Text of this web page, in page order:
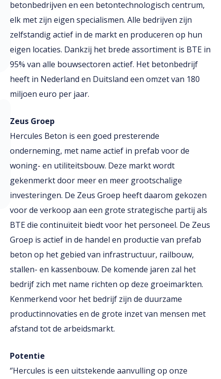
betonbedrijven en een betontechnologisch centrum,
elk met zijn eigen specialismen. Alle bedrijven zijn
zelfstandig actief in de markt en produceren op hun
eigen locaties. Dankzij het brede assortiment is BTE in
95% van alle bouwsectoren actief. Het betonbedrijf
heeft in Nederland en Duitsland een omzet van 180
miljoen euro per jaar.
Zeus Groep
Hercules Beton is een goed presterende
onderneming, met name actief in prefab voor de
woning- en utiliteitsbouw. Deze markt wordt
gekenmerkt door meer en meer grootschalige
investeringen. De Zeus Groep heeft daarom gekozen
voor de verkoop aan een grote strategische partij als
BTE die continuïteit biedt voor het personeel. De Zeus
Groep is actief in de handel en productie van prefab
beton op het gebied van infrastructuur, railbouw,
stallen- en kassenbouw. De komende jaren zal het
bedrijf zich met name richten op deze groeimarkten.
Kenmerkend voor het bedrijf zijn de duurzame
productinnovaties en de grote inzet van mensen met
afstand tot de arbeidsmarkt.
Potentie
‘’Hercules is een uitstekende aanvulling op onze